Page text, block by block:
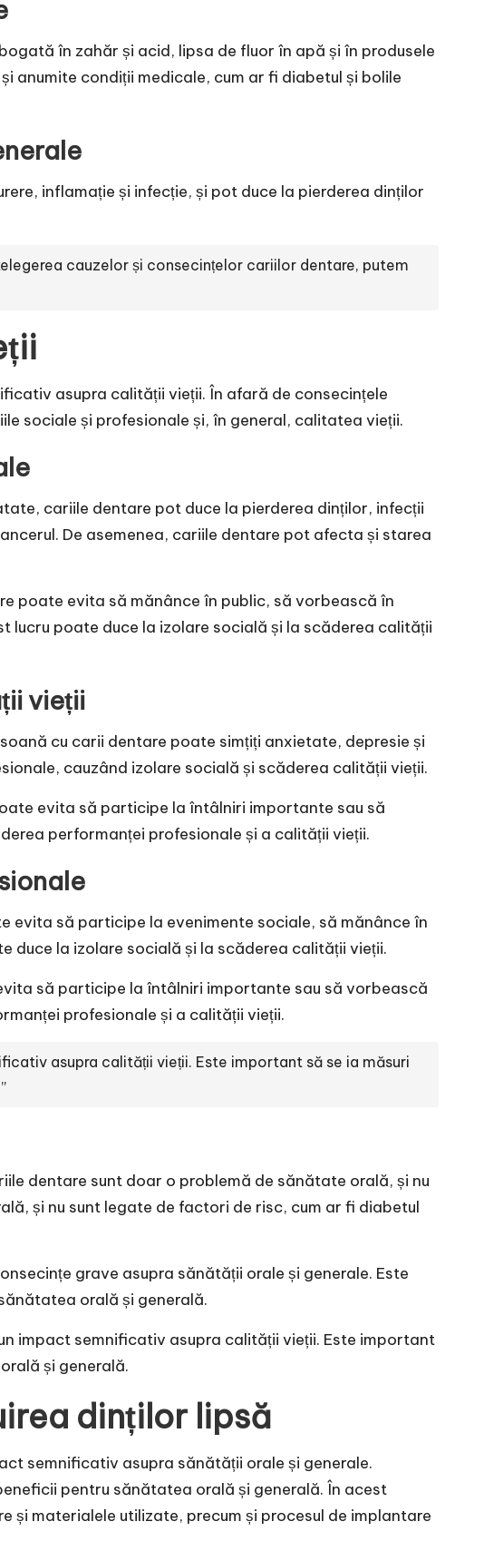
în zahăr și acid, lipsa de fluor în apă și în produsele
anumite condiții medicale, cum ar fi diabetul și bolile
inflamație și infecție, și pot duce la pierderea dinților
cauzelor și consecințelor cariilor dentare, putem
asupra calității vieții. În afară de consecințele
sociale și profesionale și, în general, calitatea vieții.
cariile dentare pot duce la pierderea dinților, infecții
De asemenea, cariile dentare pot afecta și starea
poate evita să mănânce în public, să vorbească în
lucru poate duce la izolare socială și la scăderea calității
vieții
cu carii dentare poate simțiți anxietate, depresie și
cauzând izolare socială și scăderea calității vieții.
evita să participe la întâlniri importante sau să
performanței profesionale și a calității vieții.
evita să participe la evenimente sociale, să mănânce în
duce la izolare socială și la scăderea calității vieții.
să participe la întâlniri importante sau să vorbească
profesionale și a calității vieții.
asupra calității vieții. Este important să se ia măsuri
dentare sunt doar o problemă de sănătate orală, și nu
și nu sunt legate de factori de risc, cum ar fi diabetul
grave asupra sănătății orale și generale. Este
orală și generală.
impact semnificativ asupra calității vieții. Este important
și generală.
dinților lipsă
semnificativ asupra sănătății orale și generale.
pentru sănătatea orală și generală. În acest
materialele utilizate, precum și procesul de implantare